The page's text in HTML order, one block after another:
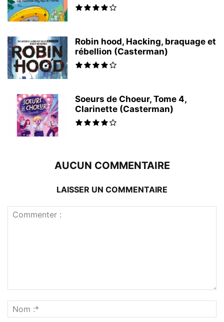
Robin hood, Hacking, braquage et
rébellion (Casterman)
Soeurs de Choeur, Tome 4,
Clarinette (Casterman)
AUCUN COMMENTAIRE
LAISSER UN COMMENTAIRE